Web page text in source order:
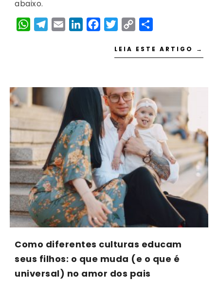
abaixo.
WhatsApp
Telegram
Email LinkedInFacebookTwitter
Copy
LEIA ESTE ARTIGO →
Como diferentes culturas educam
seus filhos: o que muda (e o que é
universal) no amor dos pais